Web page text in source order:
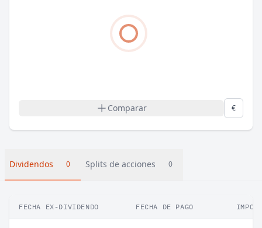
Comparar €
Dividendos 0 Splits de acciones 0
FECHA EX-DIVIDENDO FECHA DE PAGO